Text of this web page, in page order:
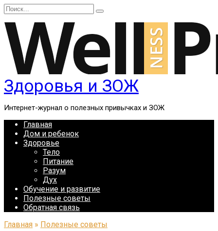
Перейти
к
содержанию
Search
for:
Здоровья и ЗОЖ
Интернет-журнал о полезных привычках и ЗОЖ
Главная
Дом и ребенок
Здоровье
Тело
Питание
Разум
Дух
Обучение и развитие
Полезные советы
Обратная связь
Главная » Полезные советы